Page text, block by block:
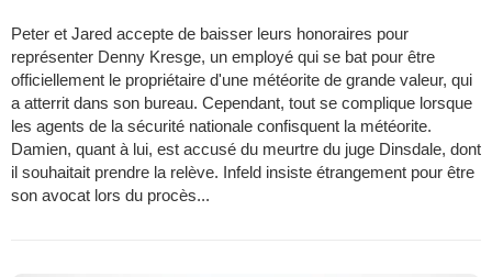
Peter et Jared accepte de baisser leurs honoraires pour
représenter Denny Kresge, un employé qui se bat pour être
officiellement le propriétaire d'une météorite de grande valeur, qui
a atterrit dans son bureau. Cependant, tout se complique lorsque
les agents de la sécurité nationale confisquent la météorite.
Damien, quant à lui, est accusé du meurtre du juge Dinsdale, dont
il souhaitait prendre la relève. Infeld insiste étrangement pour être
son avocat lors du procès...